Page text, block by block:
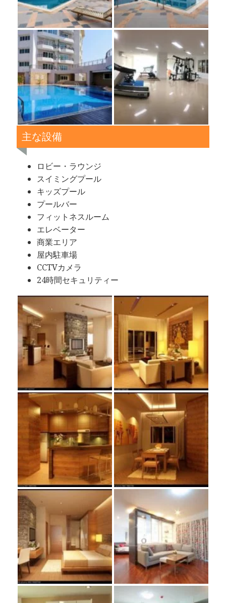
主な設備
ロビー・ラウンジ
スイミングプール
キッズプール
プールバー
フィットネスルーム
エレベーター
商業エリア
屋内駐車場
CCTVカメラ
24時間セキュリティー